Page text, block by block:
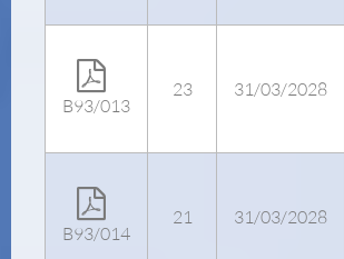
B93/013
23 31/03/2028
B93/014
21 31/03/2028